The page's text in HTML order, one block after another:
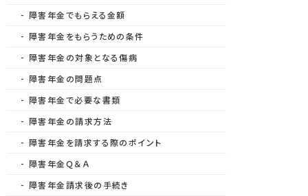
障害年金でもらえる金額
障害年金をもらうための条件
障害年金の対象となる傷病
障害年金の問題点
障害年金で必要な書類
障害年金の請求方法
障害年金を請求する際のポイント
障害年金Ｑ＆Ａ
障害年金請求後の手続き